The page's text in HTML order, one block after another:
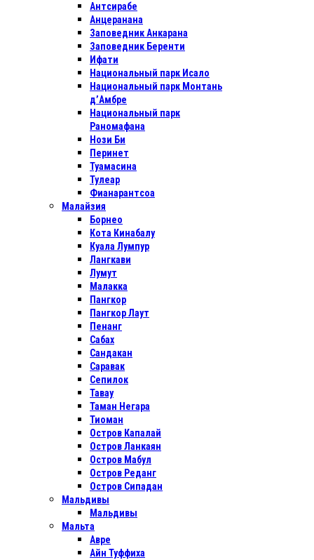
Антсирабе
Анцеранана
Заповедник Анкарана
Заповедник Беренти
Ифати
Национальный парк Исало
Национальный парк Монтань
д’Амбре
Национальный парк
Раномафана
Нози Би
Перинет
Туамасина
Тулеар
Фианарантсоа
Малайзия
Борнео
Кота Кинабалу
Куала Лумпур
Лангкави
Лумут
Малакка
Пангкор
Пангкор Лаут
Пенанг
Сабах
Сандакан
Саравак
Сепилок
Тавау
Таман Негара
Тиоман
Остров Капалай
Остров Ланкаян
Остров Мабул
Остров Реданг
Остров Сипадан
Мальдивы
Мальдивы
Мальта
Авре
Айн Туффиха